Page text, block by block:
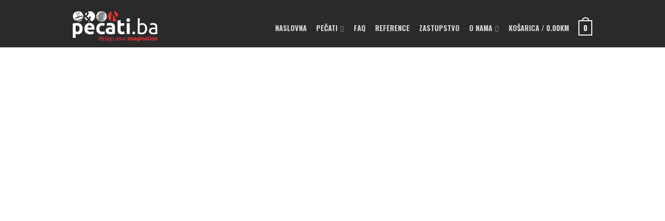
NASLOVNA PEČATI FAQ REFERENCE ZASTUPSTVO O NAMA KOŠARICA / 0.00KM 0